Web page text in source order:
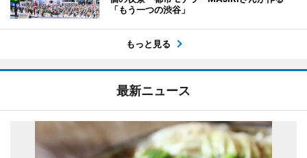
「もう一つの渋谷」
もっと見る
最新ニュース